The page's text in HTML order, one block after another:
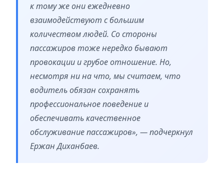
к тому же они ежедневно
взаимодействуют с большим
количеством людей. Со стороны
пассажиров тоже нередко бывают
провокации и грубое отношение. Но,
несмотря ни на что, мы считаем, что
водитель обязан сохранять
профессиональное поведение и
обеспечивать качественное
обслуживание пассажиров», — подчеркнул
Ержан Диханбаев.